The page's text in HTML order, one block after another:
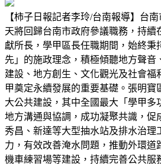
【柿子日報記者李玲/台南報導】台
天將回歸台南市政府參議職務，持續
獻所長，學甲區長任職期間，始終秉
先」的施政理念，積極傾聽地方聲音
建設、地方創生、文化觀光及社會福
甲奠定永續發展的重要基礎。張明寶
大公共建設，其中全國最大「學甲多
地方溝通與協調，成功凝聚共識，促
秀昌、新達等大型抽水站及排水治理
力，有效改善淹水問題，推動外環道
機車練習場等建設，持續完善公共服